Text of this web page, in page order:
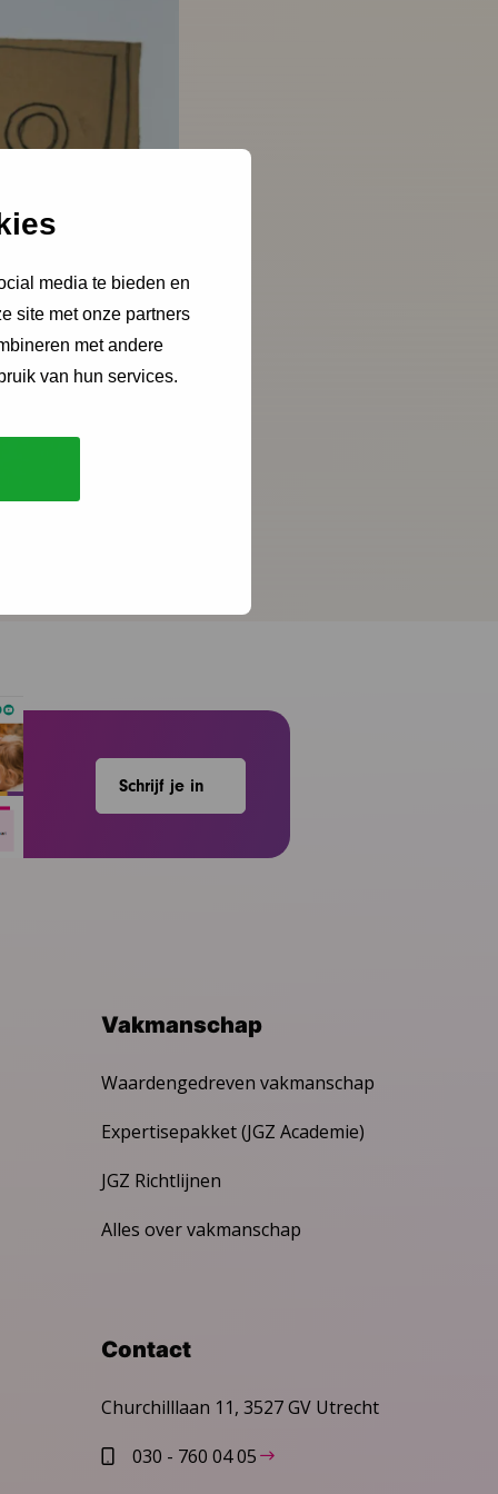
media te bieden en
site met onze partners
met andere
van hun services.
Schrijf je in
Vakmanschap
Waardengedreven vakmanschap
Expertisepakket (JGZ Academie)
JGZ Richtlijnen
Alles over vakmanschap
Contact
Churchilllaan 11, 3527 GV Utrecht
030 - 760 04 05